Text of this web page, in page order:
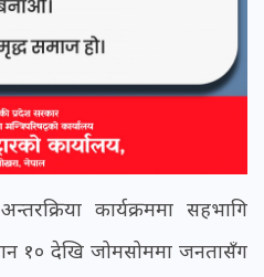
कार्यक्रममा सहभागि
१० देखि जोमसोममा जनतासँग